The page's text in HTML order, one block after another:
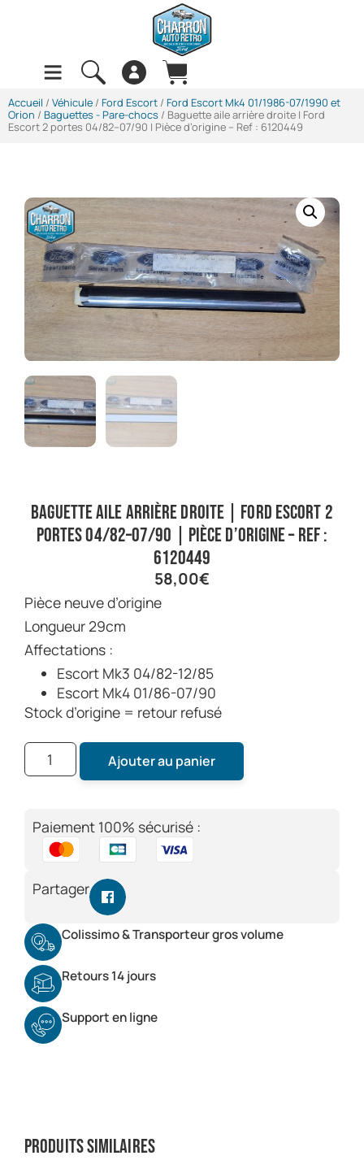
Accueil / Véhicule / Ford Escort / Ford Escort Mk4 01/1986-07/1990 et
Orion / Baguettes - Pare-chocs / Baguette aile arrière droite | Ford
Escort 2 portes 04/82–07/90 | Pièce d’origine – Ref : 6120449
Baguette aile arrière droite | Ford Escort 2
portes 04/82–07/90 | Pièce d’origine – Ref :
6120449
58,00€
Pièce neuve d’origine
Longueur 29cm
Affectations :
Escort Mk3 04/82-12/85
Escort Mk4 01/86-07/90
Stock d’origine = retour refusé
Ajouter au panier
Paiement 100% sécurisé :
Partager
Colissimo & Transporteur gros volume
Retours 14 jours
Support en ligne
Produits similaires